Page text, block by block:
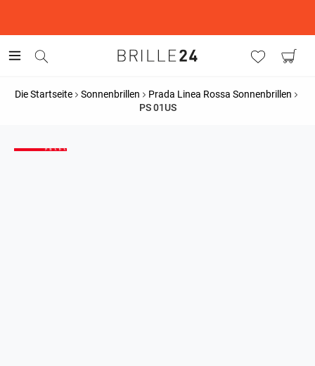
Die Startseite Sonnenbrillen
Prada Linea Rossa Sonnenbrillen
PS 01US